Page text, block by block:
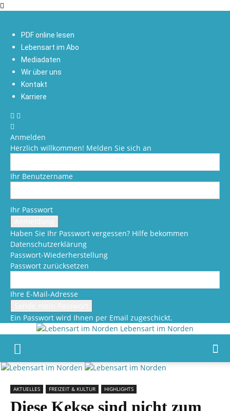
PDF online lesen
Lebensart im Abo
Mediadaten
Wir über uns
Kontakt
Karriere
Anmelden
Herzlich willkommen! Melden Sie sich an
Ihr Benutzername
Ihr Passwort
Haben Sie Ihr Passwort vergessen? Hilfe bekommen
Datenschutzerklärung
Passwort-Wiederherstellung
Passwort zurücksetzen
Ihre E-Mail-Adresse
Ein Passwort wird Ihnen per Email zugeschickt.
Lebensart im Norden
AKTUELLES FREIZEIT & KULTUR HIGHLIGHTS
Diese Kekse sind nicht zum